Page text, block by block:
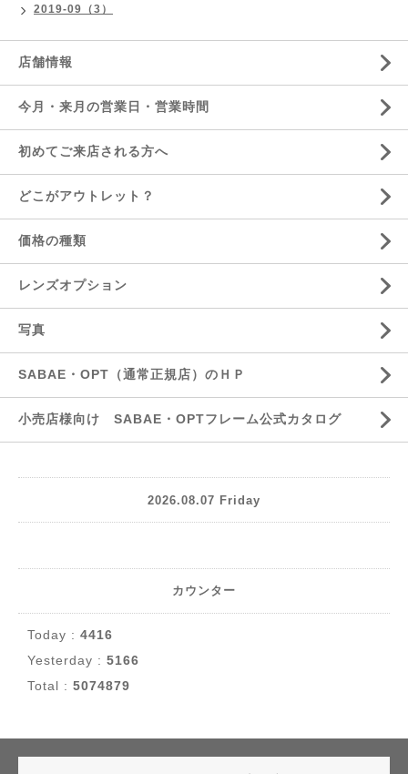
2019-09（3）
店舗情報
今月・来月の営業日・営業時間
初めてご来店される方へ
どこがアウトレット？
価格の種類
レンズオプション
写真
SABAE・OPT（通常正規店）のＨＰ
小売店様向け SABAE・OPTフレーム公式カタログ
2026.08.07 Friday
カウンター
Today : 4416
Yesterday : 5166
Total : 5074879